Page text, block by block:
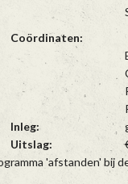
Coördinaten:
Inleg:
Uitslag:
'afstanden' bij